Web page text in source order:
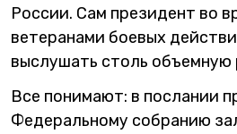
России. Сам президент во
ветеранами боевых
выслушать столь объемную
Все понимают: в послании
Федеральному собранию